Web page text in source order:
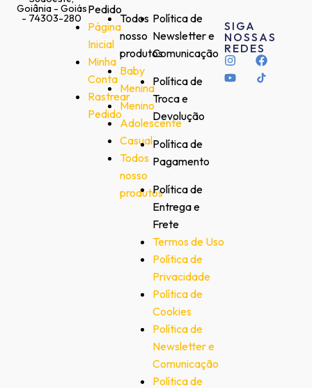
Goiânia - Goiás
- 74303-280
Pedido
Página
Inicial
Minha
Conta
Rastrear
Pedido
Todos
nosso
produtos
Baby
Menina
Menino
Adolescente
Casual
Todos
nosso
produtos
Política de
Newsletter e
Comunicação
Política de
Troca e
Devolução
Política de
Pagamento
Política de
Entrega e
Frete
Termos de Uso
Política de
Privacidade
Política de
Cookies
Política de
Newsletter e
Comunicação
Política de
SIGA
NOSSAS
REDES